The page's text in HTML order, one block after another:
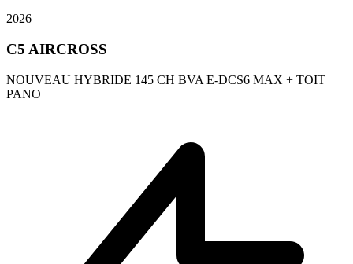
2026
C5 AIRCROSS
NOUVEAU HYBRIDE 145 CH BVA E-DCS6 MAX + TOIT
PANO